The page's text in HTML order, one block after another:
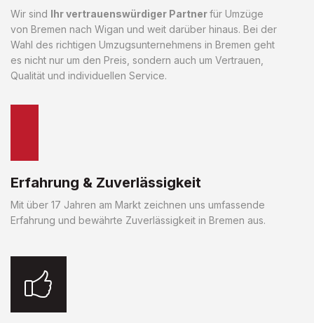
Wir sind Ihr vertrauenswürdiger Partnerfür Umzüge
von Bremen nach Wigan und weit darüber hinaus. Bei der
Wahl des richtigen Umzugsunternehmens in Bremen geht
es nicht nur um den Preis, sondern auch um Vertrauen,
Qualität und individuellen Service.
Erfahrung & Zuverlässigkeit
Mit über 17 Jahren am Markt zeichnen uns umfassende
Erfahrung und bewährte Zuverlässigkeit in Bremen aus.